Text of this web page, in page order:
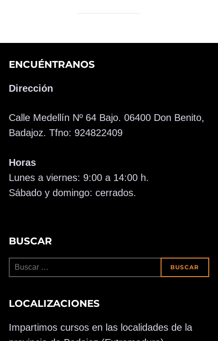
ENCUÉNTRANOS
Dirección
Calle Medellín Nº 64 Bajo. 06400 Don Benito,
Badajoz. Tfno: 924822409
Horas
Lunes a viernes: 9:00 a 14:00 h.
Sábado y domingo: cerrados.
BUSCAR
Buscar:
BUSCAR
LOCALIZACIONES
Impartimos cursos en las localidades de la